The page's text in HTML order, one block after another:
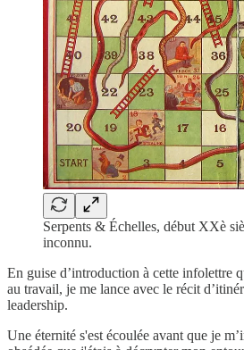
Serpents & Échelles, début XXè
inconnu.
En guise d’introduction à cette infolettre
au travail, je me lance avec le récit
leadership.
Une éternité s'est écoulée avant que je